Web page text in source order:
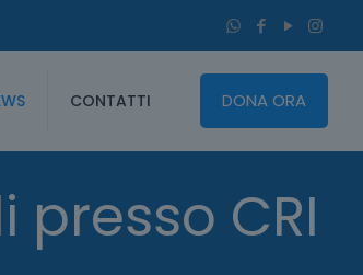
CONTATTI DONA ORA
CRI